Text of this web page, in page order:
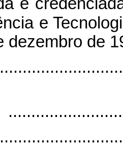
e
dezembro de